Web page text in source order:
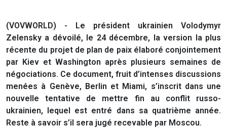
(VOVWORLD) - Le président ukrainien Volodymyr
Zelensky a dévoilé, le 24 décembre, la version la plus
récente du projet de plan de paix élaboré conjointement
par Kiev et Washington après plusieurs semaines de
négociations. Ce document, fruit d’intenses discussions
menées à Genève, Berlin et Miami, s’inscrit dans une
nouvelle tentative de mettre fin au conflit russo-
ukrainien, lequel est entré dans sa quatrième année.
Reste à savoir s’il sera jugé recevable par Moscou.